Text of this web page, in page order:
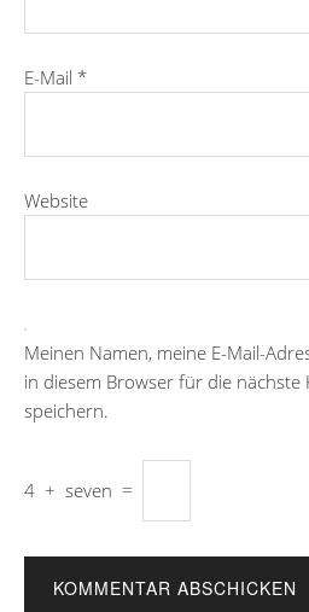
E-Mail *
Website
Meinen Namen, meine E-Mail-
in diesem Browser für die
speichern.
4 + seven =